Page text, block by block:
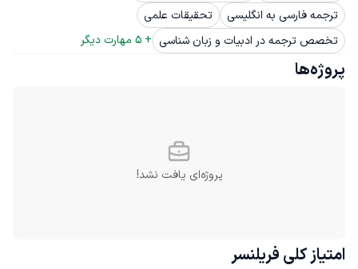
ترجمه فارسی به انگلیسی
تحقیقات علمی
تخصص ترجمه در ادبیات و زبان شناسی +
5 مهارت دیگر
پروژه‌ها
پروژه‌ای یافت نشد!
امتیاز کلی فریلنسر